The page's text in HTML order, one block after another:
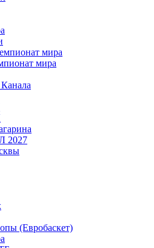
мира
мира
2027
(Евробаскет)